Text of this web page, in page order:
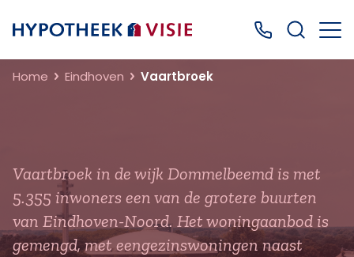
Terug naar home Bel ons: 0499
Home Eindhoven Vaartbroek
Vaartbroek in de wijk Dommelbeemd is met
5.355 inwoners een van de grotere buurten
van Eindhoven-Noord. Het woningaanbod is
gemengd, met eengezinswoningen naast